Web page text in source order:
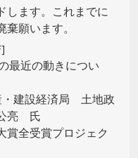
します。これまでに
棄願います。
最近の動きについ
建設経済局 土地政
亮 氏
賞全受賞プロジェク